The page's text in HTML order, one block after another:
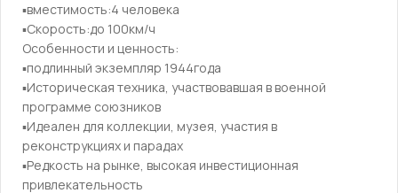
▪️вместимость:4 человека
▪️Скорость:до 100км/ч
Особенности и ценность:
▪️подлинный экземпляр 1944года
▪️Историческая техника, участвовавшая в военной
программе союзников
▪️Идеален для коллекции, музея, участия в
реконструкциях и парадах
▪️Редкость на рынке, высокая инвестиционная
привлекательность